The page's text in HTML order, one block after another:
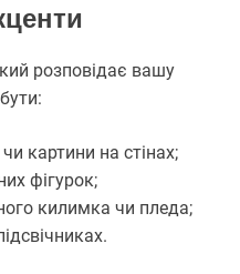
розповідає вашу
картини на стінах;
фігурок;
килимка чи пледа;